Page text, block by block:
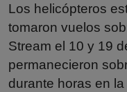
Los helicópteros
tomaron vuelos
Stream el 10 y 19
permanecieron
durante horas en